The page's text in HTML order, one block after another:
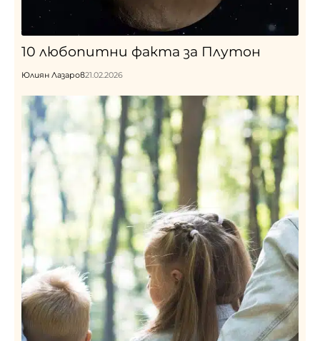
10 любопитни факта за Плутон
Юлиян Лазаров21.02.2026